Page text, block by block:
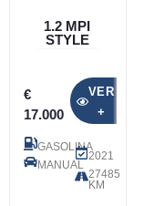
1.2 MPI
STYLE
€
17.000
VER
+
GASOLINA
MANUAL
2021
27485
KM